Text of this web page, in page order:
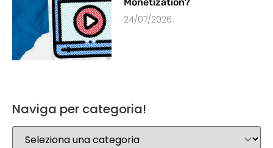
24/07/2026
Naviga per categoria!